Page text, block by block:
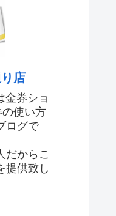
店
金券ショ
の使い方
ログで
だからこ
提供致し